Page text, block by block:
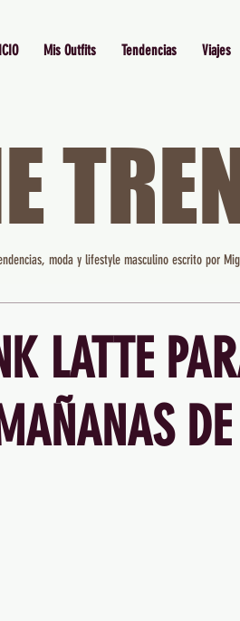
Mis Outfits Tendencias Viajes
LATTE
moda y lifestyle masculino escrito por